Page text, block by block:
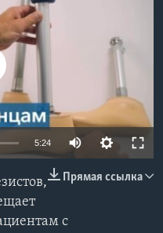
available
5:24
Прямая ссылка
с